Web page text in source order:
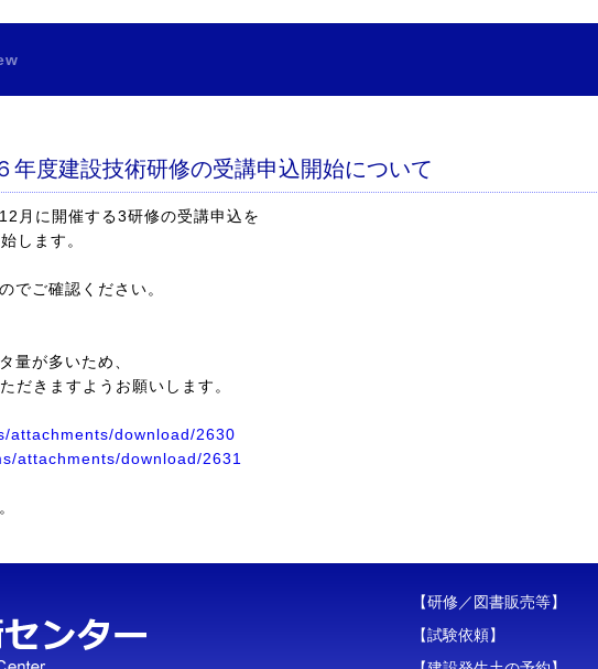
年度建設技術研修の受講申込開始について
月に開催する3研修の受講申込を
します。
でご確認ください。
量が多いため、
だきますようお願いします。
attachments/download/2630
attachments/download/2631
【研修／図書販売等】
【試験依頼】